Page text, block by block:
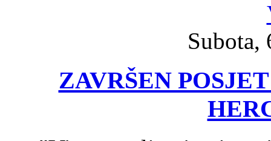
Subota,
ZAVRŠEN